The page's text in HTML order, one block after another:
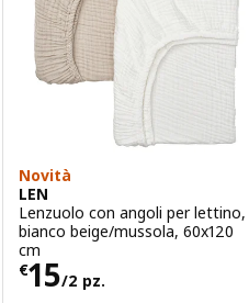
Novità
LEN
Lenzuolo con angoli per lettino,
bianco beige/mussola, 60x120
cm
€15/2 pz.
Prezzo € 15/2